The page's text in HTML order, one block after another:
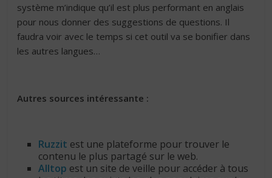
système m’indique qu’il est plus performant en anglais
pour nous donner des suggestions de questions. Il
faudra voir avec le temps si cet outil va se bonifier dans
les autres langues…
Autres sources intéressante :
Ruzzit est une plateforme pour trouver le
contenu le plus partagé sur le web.
Alltop est un site de veille pour accéder à tous